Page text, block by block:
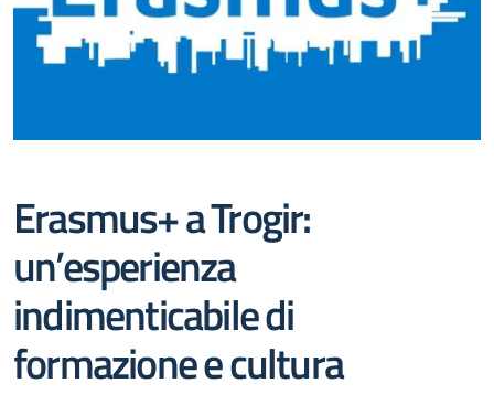
Erasmus+ a Trogir:
un’esperienza
indimenticabile di
formazione e cultura